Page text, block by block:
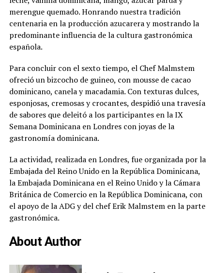
merengue quemado. Honrando nuestra tradición
centenaria en la producción azucarera y mostrando la
predominante influencia de la cultura gastronómica
española.
Para concluir con el sexto tiempo, el Chef Malmstem
ofreció un bizcocho de guineo, con mousse de cacao
dominicano, canela y macadamia. Con texturas dulces,
esponjosas, cremosas y crocantes, despidió una travesía
de sabores que deleitó a los participantes en la IX
Semana Dominicana en Londres con joyas de la
gastronomía dominicana.
La actividad, realizada en Londres, fue organizada por la
Embajada del Reino Unido en la República Dominicana,
la Embajada Dominicana en el Reino Unido y la Cámara
Británica de Comercio en la República Dominicana, con
el apoyo de la ADG y del chef Erik Malmstem en la parte
gastronómica.
About Author